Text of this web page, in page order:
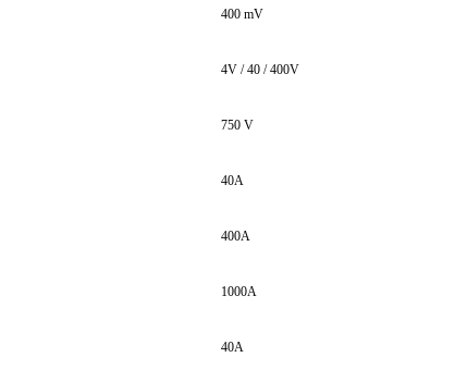
400 mV
4V / 40 / 400V
750 V
40A
400A
1000A
40A